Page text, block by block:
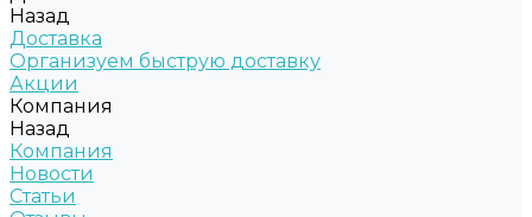
Назад
Доставка
Организуем быструю доставку
Акции
Компания
Назад
Компания
Новости
Статьи